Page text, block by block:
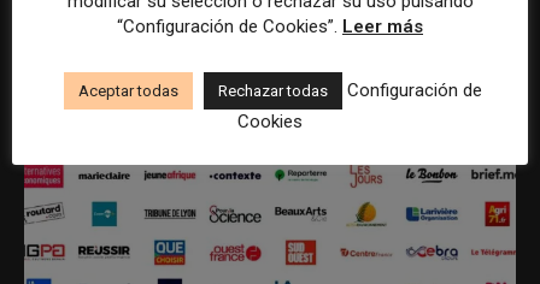
ÚLTIMOS ARTÍCULOS
“Configuración de Cookies”. Leer más
Aceptar todas Rechazar todas
Configuración de
Cookies